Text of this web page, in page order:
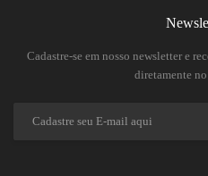
Cadastre-se em nosso newsletter e
diretamente